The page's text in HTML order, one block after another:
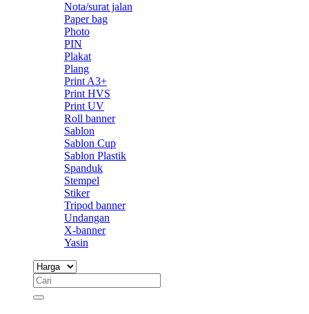
Nota/surat jalan
Paper bag
Photo
PIN
Plakat
Plang
Print A3+
Print HVS
Print UV
Roll banner
Sablon
Sablon Cup
Sablon Plastik
Spanduk
Stempel
Stiker
Tripod banner
Undangan
X-banner
Yasin